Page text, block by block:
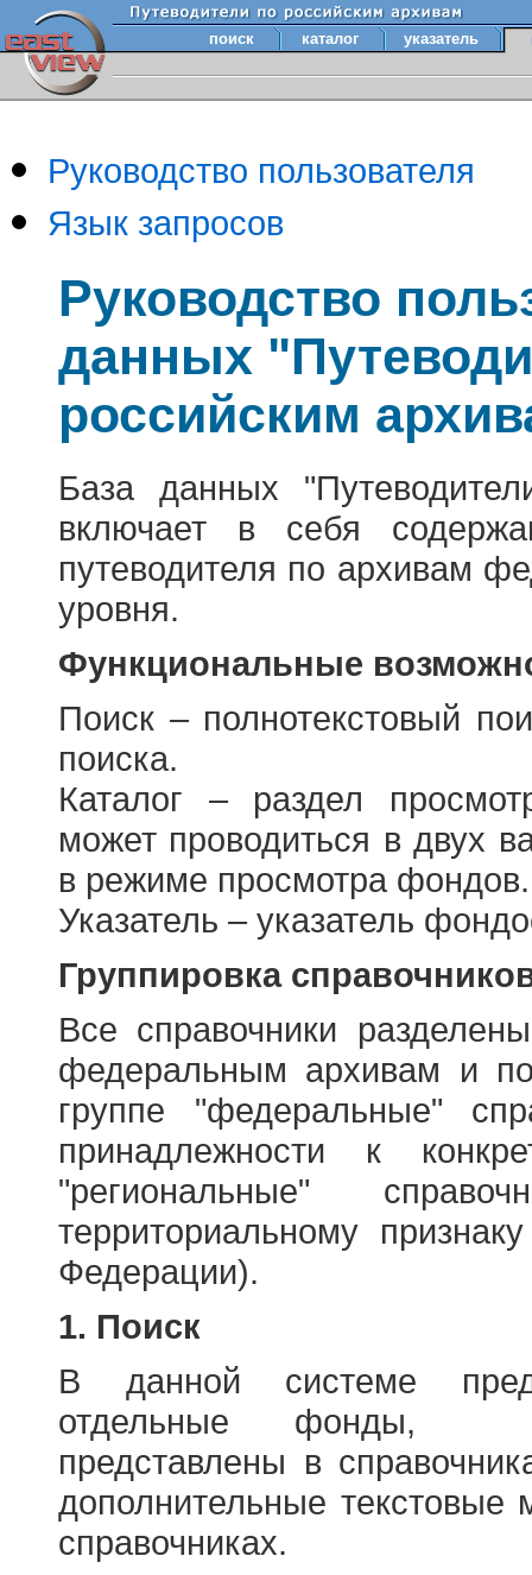
поиск каталог указатель
Руководство пользователя
Язык запросов
Руководство
данных
российским
База данных
включает в себя
путеводителя по архивам
уровня.
Функциональные
Поиск – полнотекстовый
поиска.
Каталог – раздел
может проводиться в двух
в режиме просмотра фондов.
Указатель – указатель
Группировка
Все справочники
федеральным архивам и
группе "федеральные"
принадлежности к
"региональные"
территориальному
Федерации).
1. Поиск
В данной системе
отдельные фонды,
представлены в
дополнительные
справочниках.